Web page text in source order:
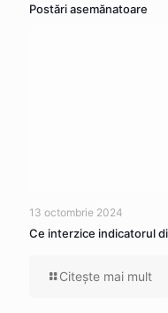
Postări asemănatoare
13 octombrie 2024
Ce interzice indicatorul
Citeşte mai mult